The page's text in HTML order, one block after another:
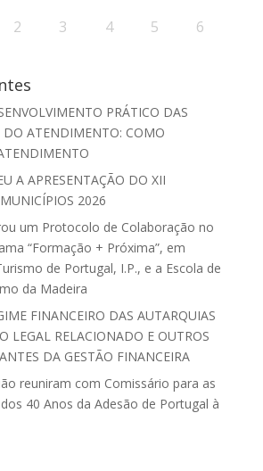
2 3 4 5 6
PRÁTICO DAS
DO ATENDIMENTO: COMO
A APRESENTAÇÃO DO XII
2026
um Protocolo de Colaboração no
“Formação + Próxima”, em
de Portugal, I.P., e a Escola de
da Madeira
FINANCEIRO DAS AUTARQUIAS
LEGAL RELACIONADO E OUTROS
DA GESTÃO FINANCEIRA
reuniram com Comissário para as
40 Anos da Adesão de Portugal à